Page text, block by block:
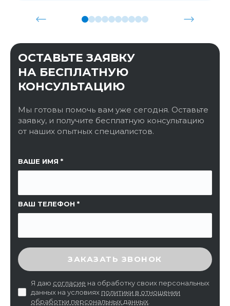
ОСТАВЬТЕ ЗАЯВКУ
НА БЕСПЛАТНУЮ
КОНСУЛЬТАЦИЮ
Мы готовы помочь вам уже сегодня. Оставьте
заявку, и получите бесплатную консультацию
от наших опытных специалистов.
ВАШЕ ИМЯ
ВАШ ТЕЛЕФОН
ССЫЛКА НА СТРАНИЦУ
ВВЕДИТЕ ПРОВЕРОЧНЫЙ КОД
ЗАКАЗАТЬ ЗВОНОК
Я даю согласие на обработку своих персональных
данных на условиях политики в отношении
обработки персональных данных